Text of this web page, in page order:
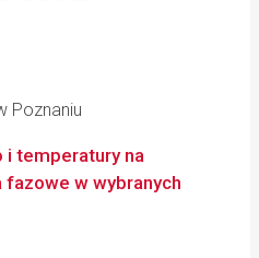
Poznaniu
i temperatury na
w wybranych